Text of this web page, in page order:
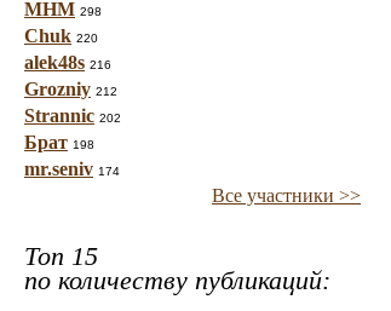
МНМ 298
Chuk 220
alek48s 216
Grozniy 212
Strannic 202
Брат 198
mr.seniv 174
Все участники >>
Топ 15
по количеству публикаций: